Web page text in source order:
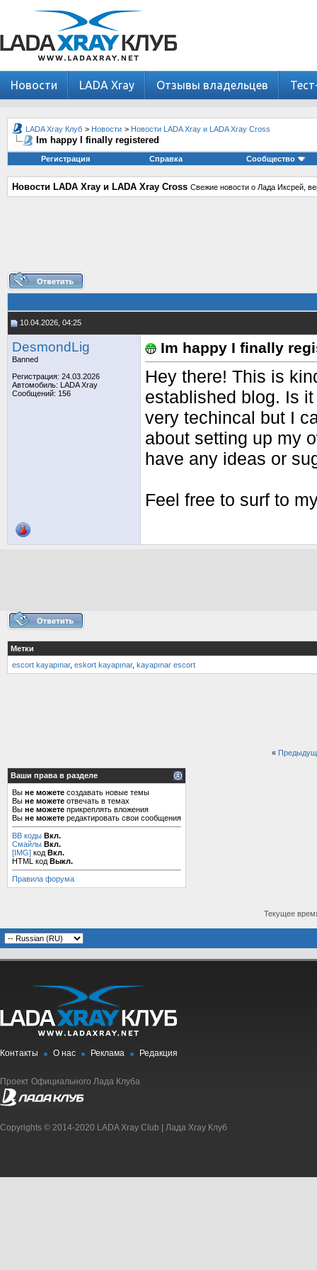
Новости LADA Xray Отзывы владельцев
LADA Xray Клуб > Новости > Новости LADA Xray и LADA Xray Cross
Im happy I finally registered
Регистрация Справка Сообщество
Новости LADA Xray и LADA Xray Cross Свежие новости о Лада Иксрей,
10.04.2026, 04:25
DesmondLig
Banned
Регистрация: 24.03.2026
Автомобиль: LADA Xray
Сообщений: 156
Im happy I finally
Hey there! This is
established blog. Is
very techincal but I
about setting up my
have any ideas or
Feel free to surf to
Метки
escort kayapınar, eskort kayapınar, kayapınar escort
«
Ваши права в разделе
Вы не можете создавать новые темы
Вы не можете отвечать в темах
Вы не можете прикреплять вложения
Вы не можете редактировать свои сообщения
BB коды Вкл.
Смайлы Вкл.
[IMG] код Вкл.
HTML код Выкл.
Правила форума
Текущее
Контакты О нас Реклама Редакция
Проект Официального Лада Клуба
Copyrights © 2014-2020 LADA Xray Club | Лада Xray Клуб